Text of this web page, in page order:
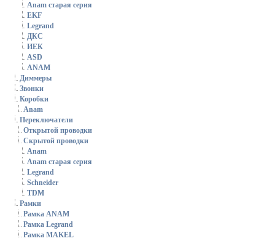
Anam старая серия
EKF
Legrand
ДКС
ИЕК
ASD
ANAM
Диммеры
Звонки
Коробки
Anam
Переключатели
Открытой проводки
Скрытой проводки
Anam
Anam старая серия
Legrand
Schneider
TDM
Рамки
Рамка ANAM
Рамка Legrand
Рамка MAKEL